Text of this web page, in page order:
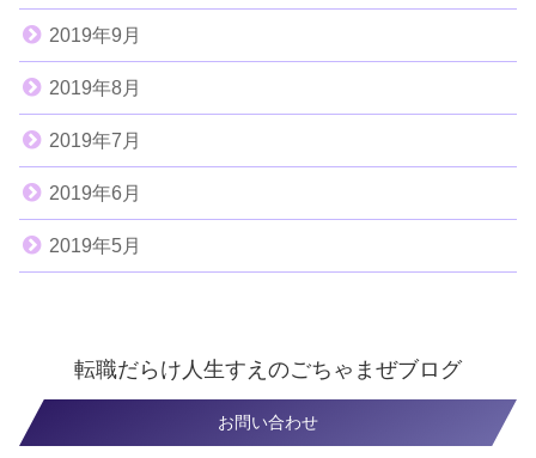
2019年9月
2019年8月
2019年7月
2019年6月
2019年5月
転職だらけ人生すえのごちゃまぜブログ
お問い合わせ